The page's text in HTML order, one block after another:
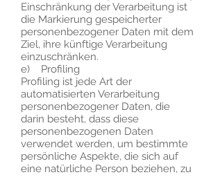
Einschränkung der Verarbeitung ist
die Markierung gespeicherter
personenbezogener Daten mit dem
Ziel, ihre künftige Verarbeitung
einzuschränken.
e) Profiling
Profiling ist jede Art der
automatisierten Verarbeitung
personenbezogener Daten, die
darin besteht, dass diese
personenbezogenen Daten
verwendet werden, um bestimmte
persönliche Aspekte, die sich auf
eine natürliche Person beziehen, zu